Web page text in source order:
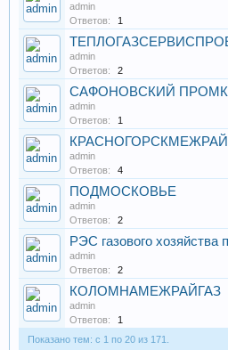
admin
Ответов:
1
admin
Ответов:
2
САФОНОВСКИЙ
admin
Ответов:
1
admin
Ответов:
4
ПОДМОСКОВЬЕ
admin
Ответов:
2
РЭС газового хозяйства
admin
Ответов:
2
КОЛОМНАМЕЖРАЙГАЗ
admin
Ответов:
1
Показано тем: с 1 по 20 из 171.